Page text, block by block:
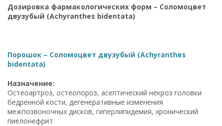
Дозировка фармакологических форм – Соломоцвет
двузубый (Achyranthes bidentata)
Порошок – Соломоцвет двузубый (Achyranthes
bidentata)
Назначение:
Остеоартроз, остеопороз, асептический некроз головки
бедренной кости, дегенеративные изменения
межпозвоночных дисков, гиперлипидемия, хронический
пиелонефрит